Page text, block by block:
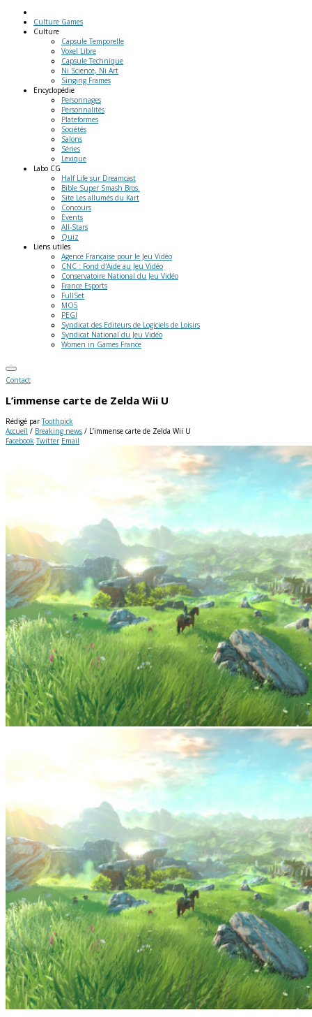
Culture Games
Culture
Capsule Temporelle
Voxel Libre
Capsule Technique
Ni Science, Ni Art
Singing Frames
Encyclopédie
Personnages
Personnalités
Plateformes
Sociétés
Salons
Séries
Lexique
Labo CG
Half Life sur Dreamcast
Bible Super Smash Bros.
Site Les allumés du Kart
Concours
Events
All-Stars
Quiz
Liens utiles
Agence Française pour le Jeu Vidéo
CNC : Fond d'Aide au Jeu Vidéo
Conservatoire National du Jeu Vidéo
France Esports
FullSet
MO5
PEGI
Syndicat des Editeurs de Logiciels de Loisirs
Syndicat National du Jeu Vidéo
Women in Games France
Contact
L’immense carte de Zelda Wii U
Rédigé parToothpick
Accueil / Breaking news / L’immense carte de Zelda Wii U
Facebook Twitter Email